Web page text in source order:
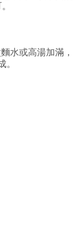
水或高湯加滿，
。